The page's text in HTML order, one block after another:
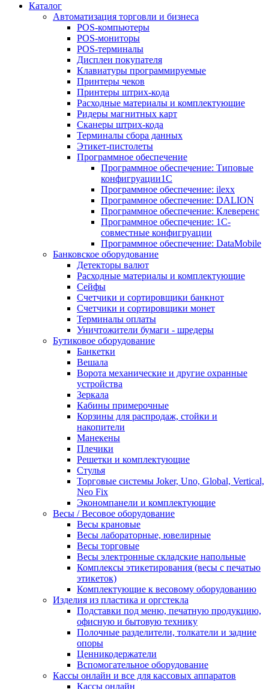
Каталог
Автоматизация торговли и бизнеса
POS-компьютеры
POS-мониторы
POS-терминалы
Дисплеи покупателя
Клавиатуры программируемые
Принтеры чеков
Принтеры штрих-кода
Расходные материалы и комплектующие
Ридеры магнитных карт
Сканеры штрих-кода
Терминалы сбора данных
Этикет-пистолеты
Программное обеспечение
Программное обеспечение: Типовые
конфигруации1С
Программное обеспечение: ilexx
Программное обеспечение: DALION
Программное обеспечение: Клеверенс
Программное обеспечение: 1С-
совместные конфигруации
Программное обеспечение: DataMobile
Банковское оборудование
Детекторы валют
Расходные материалы и комплектующие
Сейфы
Счетчики и сортировщики банкнот
Счетчики и сортировщики монет
Терминалы оплаты
Уничтожители бумаги - шредеры
Бутиковое оборудование
Банкетки
Вешала
Ворота механические и другие охранные
устройства
Зеркала
Кабины примерочные
Корзины для распродаж, стойки и
накопители
Манекены
Плечики
Решетки и комплектующие
Стулья
Торговые системы Joker, Uno, Global, Vertical,
Neo Fix
Экономпанели и комплектующие
Весы / Весовое оборудование
Весы крановые
Весы лабораторные, ювелирные
Весы торговые
Весы электронные складские напольные
Комплексы этикетирования (весы с печатью
этикеток)
Комплектующие к весовому оборудованию
Изделия из пластика и оргстекла
Подставки под меню, печатную продукцию,
офисную и бытовую технику
Полочные разделители, толкатели и задние
опоры
Ценникодержатели
Вспомогательное оборудование
Кассы онлайн и все для кассовых аппаратов
Кассы онлайн